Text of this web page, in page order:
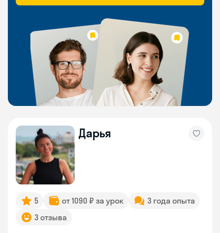
Дарья
5 от 1090 ₽ за урок
3 года опыта
3 отзыва